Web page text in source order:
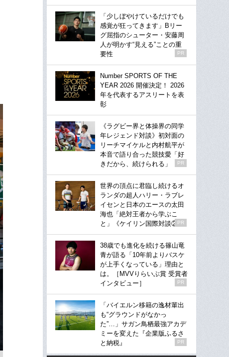
「少しぼやけているだけでも
感覚が狂ってきます」Bリー
グ屈指のシューター・安藤周
人が明かす“見える”ことの重
要性
PR
Number SPORTS OF THE
YEAR 2026 開催決定！ 2026
年を代表するアスリートを表
彰
《ラグビー界と体操界の同学
年レジェンド対談》初対面の
リーチマイケルと内村航平が
本音で語り合った競技愛「好
きだから、続けられる」
PR
世界の頂点に君臨し続けるオ
ランダの超人ハリー・ラブレ
イセンと日本のエースの太田
海也「絶対王者から学ぶこ
と」《ケイリン国際対談②》
PR
38歳でも進化を続ける篠山竜
青が語る「10年前よりバスケ
が上手くなっている」理由と
は。［MVVりらいぶ賞 受賞者
インタビュー］
PR
「バイエルン移籍の逸材輩出
も“グラウンドがなかっ
た”…」サガン鳥栖最強アカデ
ミーを変えた『企業版ふるさ
と納税』
PR